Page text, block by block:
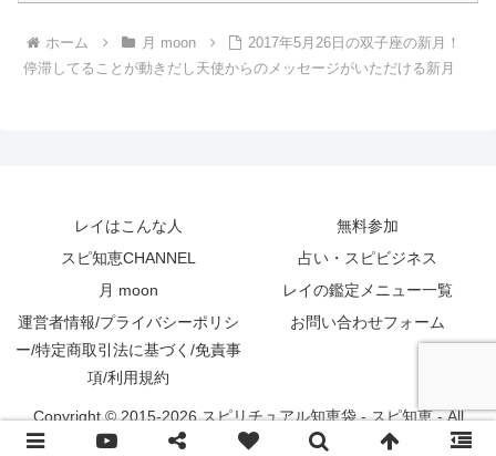
ホーム 月 moon
2017年5月26日の双子座の新月！
停滞してることが動きだし天使からのメッセージがいただける新月
レイはこんな人
無料参加
スピ知恵CHANNEL
占い・スピビジネス
月 moon
レイの鑑定メニュー一覧
運営者情報/プライバシーポリシ
ー/特定商取引法に基づく/免責事
項/利用規約
お問い合わせフォーム
Copyright © 2015-2026 スピリチュアル知恵袋 - スピ知恵 - All
Rights Reserved.